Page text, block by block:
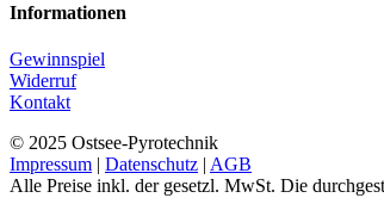
Informationen
Gewinnspiel
Widerruf
Kontakt
© 2025 Ostsee-Pyrotechnik
Impressum | Datenschutz | AGB
Alle Preise inkl. der gesetzl. MwSt. Die